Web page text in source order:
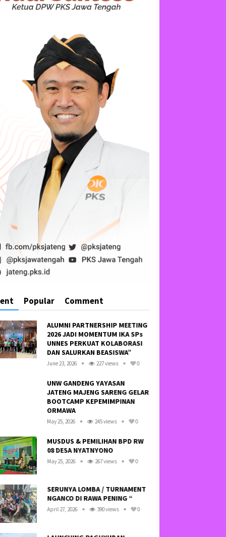
Popular Comment
ALUMNI PARTNERSHIP MEETING
2026 JADI MOMENTUM IKA SPs
UNNES PERKUAT KOLABORASI
DAN SALURKAN BEASISWA”
June 23, 2026 227 views 0
UNW GANDENG YAYASAN
JATENG MAJENG SARENG GELAR
BOOTCAMP KEPEMIMPINAN
ORMAWA
May 25, 2026 245 views 0
MUSDUS & PEMILIHAN BPD RW
08 DESA NYATNYONO
May 25, 2026 267 views 0
SERUNYA LOMBA / TURNAMENT
NGANCO DI RAWA PENING “
April 27, 2026 390 views 0